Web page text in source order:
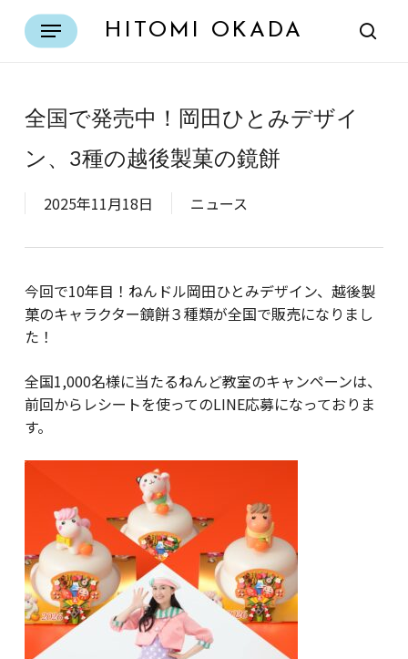
HITOMI OKADA
Menu
全国で発売中！岡田ひとみデザイ
ン、3種の越後製菓の鏡餅
2025年11月18日 ニュース
今回で10年目！ねんドル岡田ひとみデザイン、越後製
菓のキャラクター鏡餅３種類が全国で販売になりまし
た！
全国1,000名様に当たるねんど教室のキャンペーンは、
前回からレシートを使ってのLINE応募になっておりま
す。